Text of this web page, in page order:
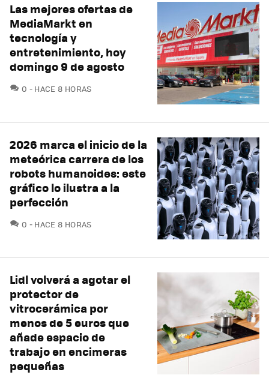
Las mejores ofertas de
MediaMarkt en
tecnología y
entretenimiento, hoy
domingo 9 de agosto
0 COMENTARIOS
HACE 8 HORAS
2026 marca el inicio de la
meteórica carrera de los
robots humanoides: este
gráfico lo ilustra a la
perfección
0 COMENTARIOS
HACE 8 HORAS
Lidl volverá a agotar el
protector de
vitrocerámica por
menos de 5 euros que
añade espacio de
trabajo en encimeras
pequeñas